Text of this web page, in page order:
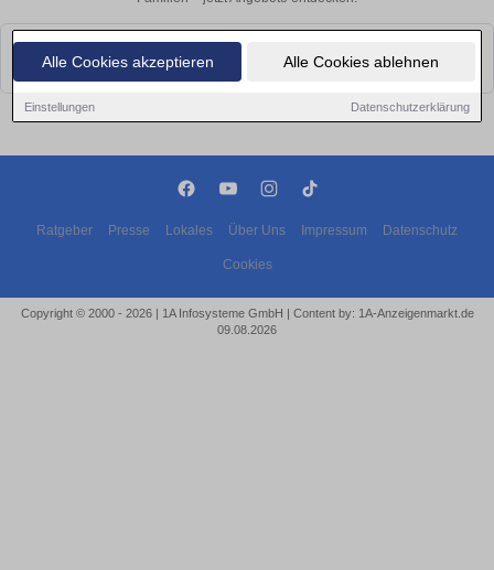
Alle Cookies akzeptieren Alle Cookies ablehnen
Einstellungen Datenschutzerklärung
Leider konnten wir derzeit keine passenden Objekte finden. Schauen Sie
bald wieder vorbei!
Ratgeber Presse Lokales Über Uns Impressum Datenschutz
Cookies
Copyright © 2000 - 2026 | 1A Infosysteme GmbH | Content by: 1A-Anzeigenmarkt.de
09.08.2026